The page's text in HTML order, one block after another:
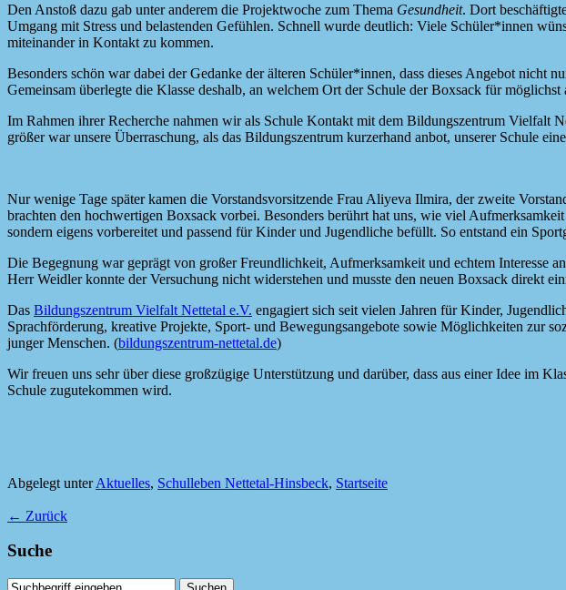
Den Anstoß dazu gab unter anderem die Projektwoche zum Thema Gesundheit. Dort
Umgang mit Stress und belastenden Gefühlen. Schnell wurde deutlich: Viele Schüler*innen
miteinander in Kontakt zu kommen.
Besonders schön war dabei der Gedanke der älteren Schüler*innen, dass dieses Angebot nicht
Gemeinsam überlegte die Klasse deshalb, an welchem Ort der Schule der Boxsack für
Im Rahmen ihrer Recherche nahmen wir als Schule Kontakt mit dem Bildungszentrum
größer war unsere Überraschung, als das Bildungszentrum kurzerhand anbot, unserer Schule
Nur wenige Tage später kamen die Vorstandsvorsitzende Frau Aliyeva Ilmira, der zweite
brachten den hochwertigen Boxsack vorbei. Besonders berührt hat uns, wie viel
sondern eigens vorbereitet und passend für Kinder und Jugendliche befüllt. So entstand ein
Die Begegnung war geprägt von großer Freundlichkeit, Aufmerksamkeit und echtem Interesse
Herr Weidler konnte der Versuchung nicht widerstehen und musste den neuen Boxsack direkt
Das Bildungszentrum Vielfalt Nettetal e.V. engagiert sich seit vielen Jahren für Kinder,
Sprachförderung, kreative Projekte, Sport- und Bewegungsangebote sowie Möglichkeiten zur
junger Menschen. (bildungszentrum-nettetal.de)
Wir freuen uns sehr über diese großzügige Unterstützung und darüber, dass aus einer Idee im
Schule zugutekommen wird.
Abgelegt unterAktuelles, Schulleben Nettetal-Hinsbeck, Startseite
← Zurück
Suche